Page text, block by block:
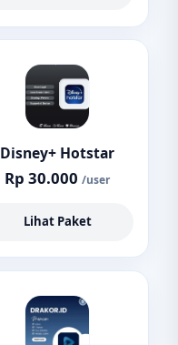
Disney+ Hotstar
Rp 30.000/user
Lihat Paket